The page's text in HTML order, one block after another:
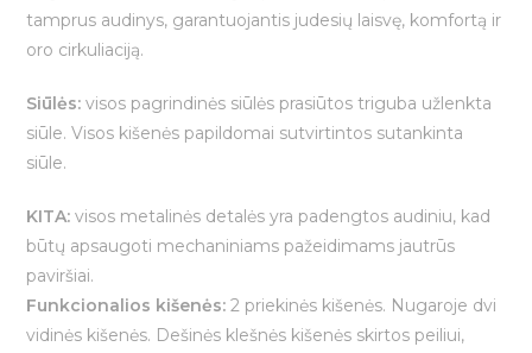
tamprus audinys, garantuojantis judesių laisvę, komfortą ir
oro cirkuliaciją.
Siūlės: visos pagrindinės siūlės prasiūtos triguba užlenkta
siūle. Visos kišenės papildomai sutvirtintos sutankinta
siūle.
KITA: visos metalinės detalės yra padengtos audiniu, kad
būtų apsaugoti mechaniniams pažeidimams jautrūs
paviršiai.
Funkcionalios kišenės: 2 priekinės kišenės. Nugaroje dvi
vidinės kišenės. Dešinės klešnės kišenės skirtos peiliui,